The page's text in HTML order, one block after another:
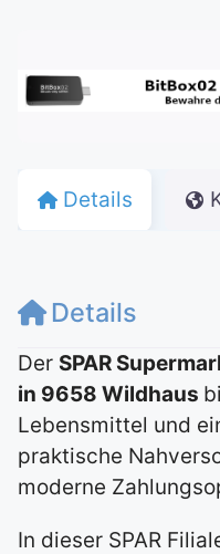
Details
Details
Der SPAR
in 9658 Wildhaus
Lebensmittel und
praktische
moderne
In dieser SPAR